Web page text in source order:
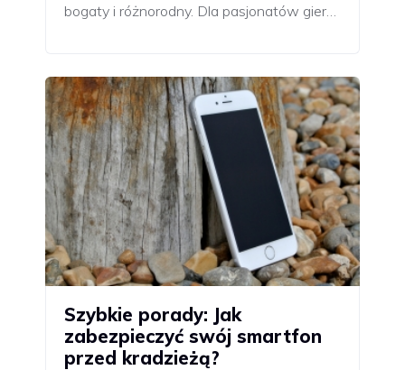
bogaty i różnorodny. Dla pasjonatów gier…
Szybkie porady: Jak
zabezpieczyć swój smartfon
przed kradzieżą?